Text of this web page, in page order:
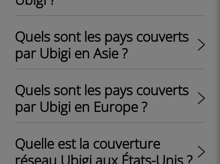
Quels sont les pays couverts
par Ubigi en Asie ?
Quels sont les pays couverts
par Ubigi en Europe ?
Quelle est la couverture
réseau Ubigi aux États-Unis ?